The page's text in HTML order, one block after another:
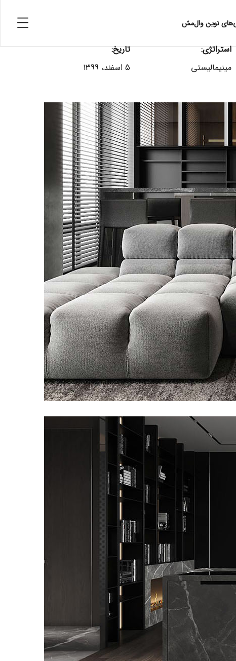
نوین وال‌مش
استراتژی:
مینیمالیستی
تاریخ:
5 اسفند، 1399